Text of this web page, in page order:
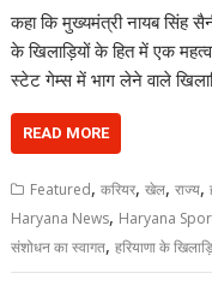
कहा कि मुख्यमंत्री नायब सिंह
के खिलाड़ियों के हित में एक
स्टेट गेम्स में भाग लेने वाले
READ MORE
Featured,करियर,खेल,राज्य,
Haryana News, Haryana
संशोधन का स्वागत,हरियाणा के